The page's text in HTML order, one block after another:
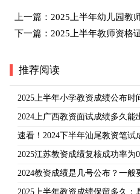
上一篇： 2025上半年幼儿园教
下一篇： 2025上半年教师资格
推荐阅读
2025上半年小学教资成绩公布时
2024上广西教资面试成绩多久
速看！2024下半年汕尾教资笔
2025江苏教资成绩复核成功率为0
2024教资成绩是几号公布？一般
2025上半年教资成绩保留多久：